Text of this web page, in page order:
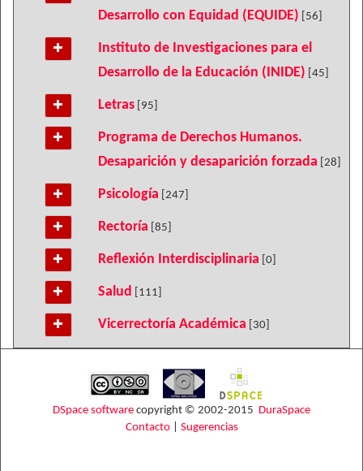
Desarrollo con Equidad (EQUIDE) [56]
Instituto de Investigaciones para el
Desarrollo de la Educación (INIDE) [45]
Letras [95]
Programa de Derechos Humanos.
Desaparición y desaparición forzada [28]
Psicología [247]
Rectoría [85]
Reflexión Interdisciplinaria [0]
Salud [111]
Vicerrectoría Académica [30]
DSpace software copyright © 2002-2015 DuraSpace
Contacto| Sugerencias